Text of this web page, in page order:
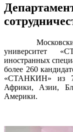
Московский
университет
иностранных
более 260
«СТАНКИН» из
Африки, Азии,
Америки.